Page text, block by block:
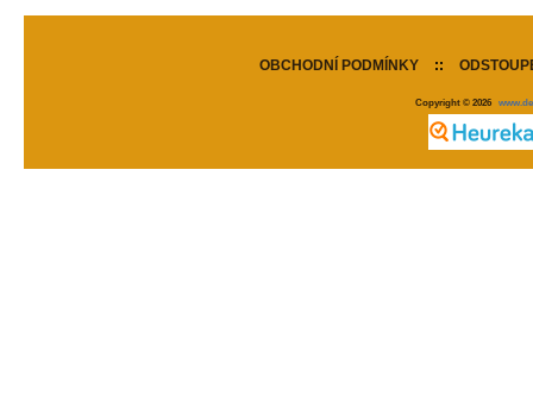
OBCHODNÍ PODMÍNKY ::
Copyright © 2026